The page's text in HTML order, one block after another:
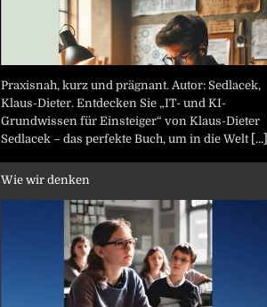
Praxisnah, kurz und prägnant. Autor: Sedlacek,
Klaus-Dieter. Entdecken Sie „IT- und KI-
Grundwissen für Einsteiger“ von Klaus-Dieter
Sedlacek – das perfekte Buch, um in die Welt [...]
Wie wir denken